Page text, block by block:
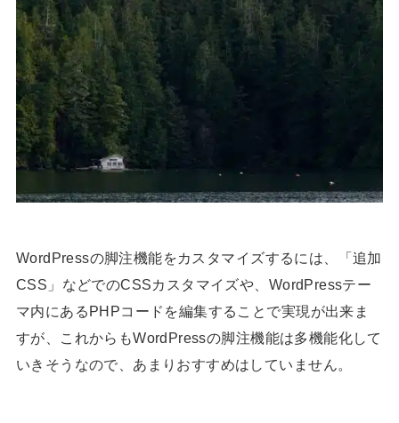
WordPressの脚注機能をカスタマイズするには、「追加
CSS」などでのCSSカスタマイズや、WordPressテー
マ内にあるPHPコードを編集することで実現が出来ま
すが、これからもWordPressの脚注機能は多機能化して
いきそうなので、あまりおすすめはしていません。